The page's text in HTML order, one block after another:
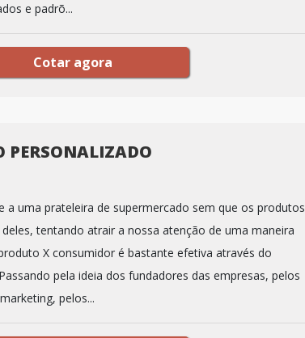
e padrõ...
Cotar agora
PERSONALIZADO
a uma prateleira de supermercado sem que os produtos
tentando atrair a nossa atenção de uma maneira
X consumidor é bastante efetiva através do
pela ideia dos fundadores das empresas, pelos
pelos...